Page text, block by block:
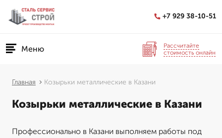
+7 929 38-10-51
Меню
Рассчитайте
стоимость онлайн
Главная Козырьки металлические в Казани
Козырьки металлические в Казани
Профессионально в Казани выполняем работы под